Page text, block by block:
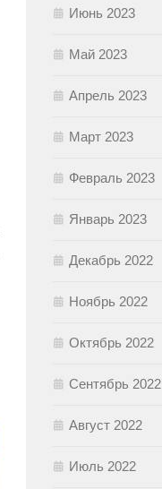
Июнь 2023
Май 2023
Апрель 2023
Март 2023
Февраль 2023
Январь 2023
Декабрь 2022
Ноябрь 2022
Октябрь 2022
Сентябрь 2022
Август 2022
Июль 2022